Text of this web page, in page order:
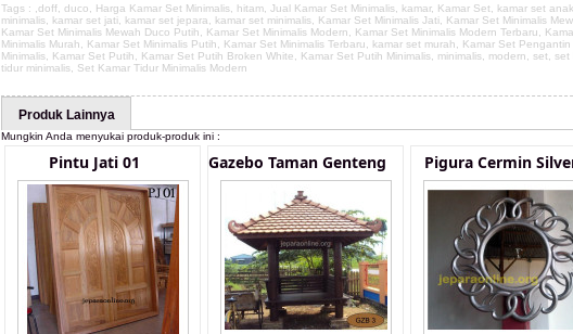
Tags : , doff duco Harga Kamar Set Minimalis hitam Jual Kamar Set Minimalis kamar, Kamar Set
kamar set anak
minimalis
kamar set jati kamar set jepara kamar set minimalis Kamar Set Minimalis Jati Kamar Set Minimalis
Kamar Set Minimalis Mewah Duco Putih
Kamar Set Minimalis Modern Kamar Set Minimalis Modern Terbaru
Minimalis Murah
Kamar Set Minimalis Putih Kamar Set Minimalis Terbaru kamar set murah
Kamar Set Pengantin
Minimalis
Kamar Set Putih Kamar Set Putih Broken White Kamar Set Putih Minimalis minimalis modern set
set
tidur minimalis
Set Kamar Tidur Minimalis Modern
Produk Lainnya
Mungkin Anda menyukai produk-produk ini :
Pintu Jati 01 Gazebo Taman Genteng Pigura Cermin